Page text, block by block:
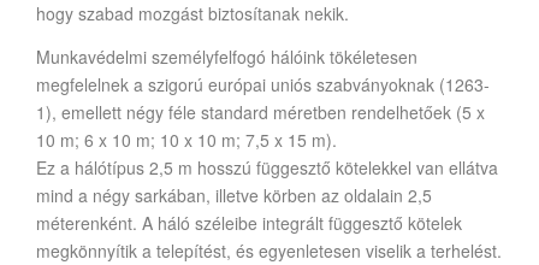
hogy szabad mozgást biztosítanak nekik.
Munkavédelmi személyfelfogó hálóink tökéletesen
megfelelnek a szigorú európai uniós szabványoknak (1263-
1), emellett négy féle standard méretben rendelhetőek (5 x
10 m; 6 x 10 m; 10 x 10 m; 7,5 x 15 m).
Ez a hálótípus 2,5 m hosszú függesztő kötelekkel van ellátva
mind a négy sarkában, illetve körben az oldalain 2,5
méterenként. A háló széleibe integrált függesztő kötelek
megkönnyítik a telepítést, és egyenletesen viselik a terhelést.